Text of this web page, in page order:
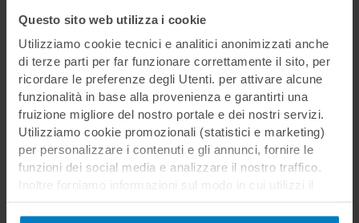
Questo sito web utilizza i cookie
Utilizziamo cookie tecnici e analitici anonimizzati anche
di terze parti per far funzionare correttamente il sito, per
ricordare le preferenze degli Utenti. per attivare alcune
funzionalità in base alla provenienza e garantirti una
fruizione migliore del nostro portale e dei nostri servizi.
Utilizziamo cookie promozionali (statistici e marketing)
per personalizzare i contenuti e gli annunci, fornire le
funzioni dei social media e analizzare il nostro traffico.
Inoltre forniamo informazioni sul modo in cui utilizzi il
dati web, pubblicità e social media, i quali potrebbero
Non sei ancora registrato?
Registrati per effettuare l'acquisto dei
corsi, inserire o rispondere ad offerte di